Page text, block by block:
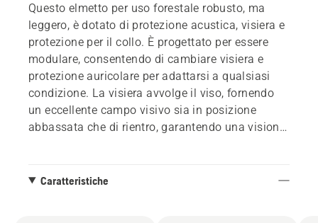
Questo elmetto per uso forestale robusto, ma
leggero, è dotato di protezione acustica, visiera e
protezione per il collo. È progettato per essere
modulare, consentendo di cambiare visiera e
protezione auricolare per adattarsi a qualsiasi
condizione. La visiera avvolge il viso, fornendo
un eccellente campo visivo sia in posizione
abbassata che di rientro, garantendo una visione
permettere di prestare la massima attenzione
Caratteristiche